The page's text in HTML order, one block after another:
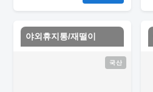
야외휴지통/재떨이
국산